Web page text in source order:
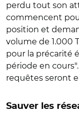
perdu tout son
commencent
position et
volume de 1.000
pour la précarité
période en
requêtes seront
Sauver les